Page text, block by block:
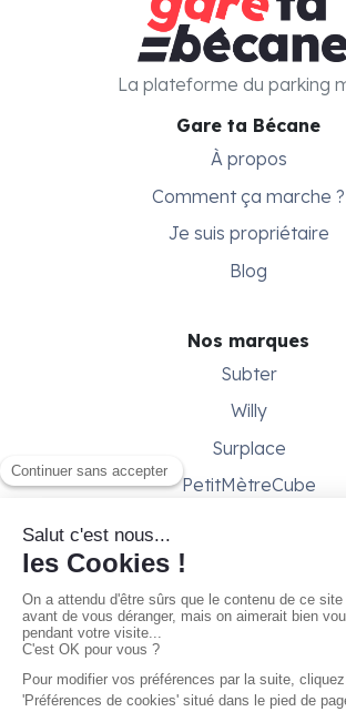
Gare ta Bécane
À propos
Comment ça marche ?
Je suis propriétaire
Blog
Nos marques
Subter
Willy
Surplace
PetitMètreCube
Besoin d'aide ?
Conditions générales
Gestion des cookies
La plateforme du parking